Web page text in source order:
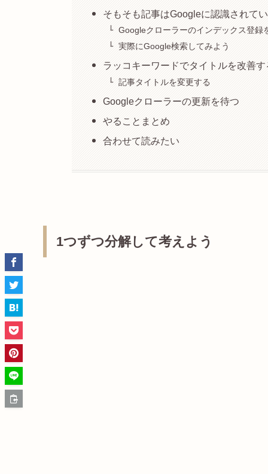
そもそも記事はGoogleに認識されて
Googleクローラーのインデックス登録
実際にGoogle検索してみよう
ラッコキーワードでタイトルを改善す
記事タイトルを変更する
Googleクローラーの更新を待つ
やることまとめ
合わせて読みたい
1つずつ分解して考えよう